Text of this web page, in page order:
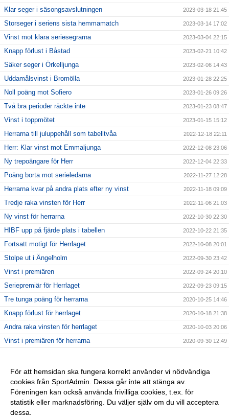
Klar seger i säsongsavslutningen 2023-03-18 21:45
Storseger i seriens sista hemmamatch 2023-03-14 17:02
Vinst mot klara seriesegrarna 2023-03-04 22:15
Knapp förlust i Båstad 2023-02-21 10:42
Säker seger i Örkelljunga 2023-02-06 14:43
Uddamålsvinst i Bromölla 2023-01-28 22:25
Noll poäng mot Sofiero 2023-01-26 09:26
Två bra perioder räckte inte 2023-01-23 08:47
Vinst i toppmötet 2023-01-15 15:12
Herrarna till juluppehåll som tabelltvåa 2022-12-18 22:11
Herr: Klar vinst mot Emmaljunga 2022-12-08 23:06
Ny trepoängare för Herr 2022-12-04 22:33
Poäng borta mot serieledarna 2022-11-27 12:28
Herrarna kvar på andra plats efter ny vinst 2022-11-18 09:09
Tredje raka vinsten för Herr 2022-11-06 21:03
Ny vinst för herrarna 2022-10-30 22:30
HIBF upp på fjärde plats i tabellen 2022-10-22 21:35
Fortsatt motigt för Herrlaget 2022-10-08 20:01
Stolpe ut i Ängelholm 2022-09-30 23:42
Vinst i premiären 2022-09-24 20:10
Seriepremiär för Herrlaget 2022-09-23 09:15
Tre tunga poäng för herrarna 2020-10-25 14:46
Knapp förlust för herrlaget 2020-10-18 21:38
Andra raka vinsten för herrlaget 2020-10-03 20:06
Vinst i premiären för herrarna 2020-09-30 12:49
Serieindelning klar 2019-20 2019-06-18 15:35
Slut för säsongen 2019-03-28 14:19
Div 4 - Norra 2018-06-25 14:14
För att hemsidan ska fungera korrekt använder vi nödvändiga
cookies från SportAdmin. Dessa går inte att stänga av.
Föreningen kan också använda frivilliga cookies, t.ex. för
statistik eller marknadsföring. Du väljer själv om du vill acceptera
dessa.